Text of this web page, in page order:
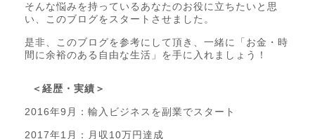
そんな悩みを持っているあなたのお役に立ちたいと思
い、このブログをスタートさせました。
是非、このブログを参考にして頂き、一緒に「お金・時
間に余裕のある自由な生活」を手に入れましょう！
＜経歴・実績＞
2016年9月：輸入ビジネスを副業でスタート
2017年1月：月収10万円達成